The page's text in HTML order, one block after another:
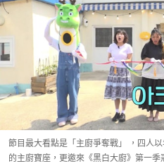
節目最大看點是「主廚爭奪戰」 ，四人
的主廚寶座，更邀來《黑白大廚》第一